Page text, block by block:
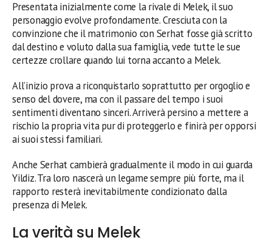
Presentata inizialmente come la rivale di Melek, il suo
personaggio evolve profondamente. Cresciuta con la
convinzione che il matrimonio con Serhat fosse già scritto
dal destino e voluto dalla sua famiglia, vede tutte le sue
certezze crollare quando lui torna accanto a Melek.
All’inizio prova a riconquistarlo soprattutto per orgoglio e
senso del dovere, ma con il passare del tempo i suoi
sentimenti diventano sinceri. Arriverà persino a mettere a
rischio la propria vita pur di proteggerlo e finirà per opporsi
ai suoi stessi familiari.
Anche Serhat cambierà gradualmente il modo in cui guarda
Yildiz. Tra loro nascerà un legame sempre più forte, ma il
rapporto resterà inevitabilmente condizionato dalla
presenza di Melek.
La verità su Melek